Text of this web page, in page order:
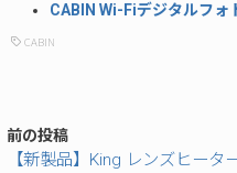
CABIN Wi-Fiデジタルフォ
CABIN
前の投稿
【新製品】King レンズヒータ